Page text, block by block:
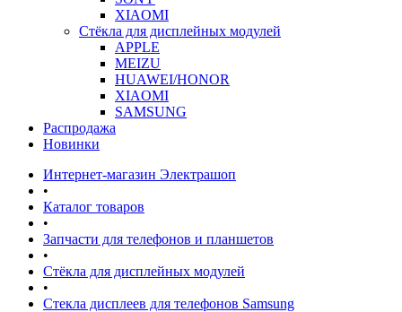
XIAOMI
Стёкла для дисплейных модулей
APPLE
MEIZU
HUAWEI/HONOR
XIAOMI
SAMSUNG
Распродажа
Новинки
Интернет-магазин Электрашоп
•
Каталог товаров
•
Запчасти для телефонов и планшетов
•
Стёкла для дисплейных модулей
•
Стекла дисплеев для телефонов Samsung